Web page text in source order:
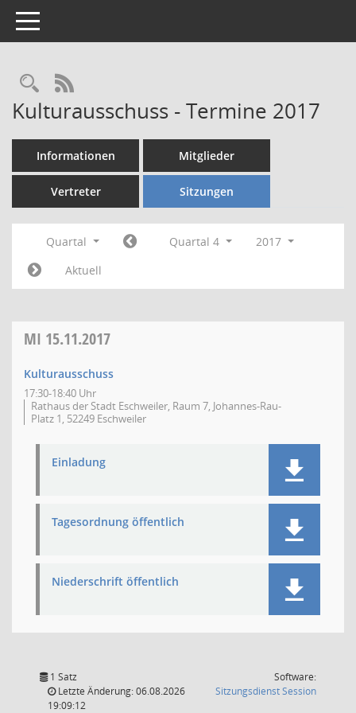
Toggle navigation
Rechercheauswahl
RSS-Feed
Kulturausschuss - Termine 2017
Informationen Mitglieder
Vertreter Sitzungen
Quartal Quartal 4
2017
Aktuell
MI 15.11.2017
Kulturausschuss
17:30-18:40 Uhr
Rathaus der Stadt Eschweiler, Raum 7, Johannes-Rau-
Platz 1, 52249 Eschweiler
Einladung
Tagesordnung öffentlich
Niederschrift öffentlich
1 Satz
Letzte Änderung: 06.08.2026
19:09:12
Software:
SitzungsdienstSession(Wird in